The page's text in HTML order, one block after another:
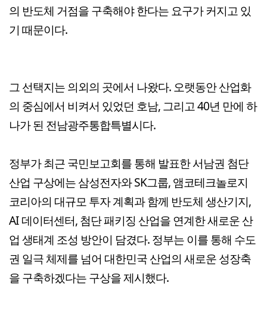
의 반도체 거점을 구축해야 한다는 요구가 커지고 있
기 때문이다.
그 선택지는 의외의 곳에서 나왔다. 오랫동안 산업화
의 중심에서 비켜서 있었던 호남, 그리고 40년 만에 하
나가 된 전남광주통합특별시다.
정부가 최근 국민보고회를 통해 발표한 서남권 첨단
산업 구상에는 삼성전자와 SK그룹, 앰코테크놀로지
코리아의 대규모 투자 계획과 함께 반도체 생산기지,
AI 데이터센터, 첨단 패키징 산업을 연계한 새로운 산
업 생태계 조성 방안이 담겼다. 정부는 이를 통해 수도
권 일극 체제를 넘어 대한민국 산업의 새로운 성장축
을 구축하겠다는 구상을 제시했다.